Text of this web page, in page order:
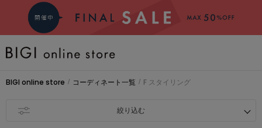
BRAND
BIGI online store / コーディネート一覧 / F スタイリング
絞り込む